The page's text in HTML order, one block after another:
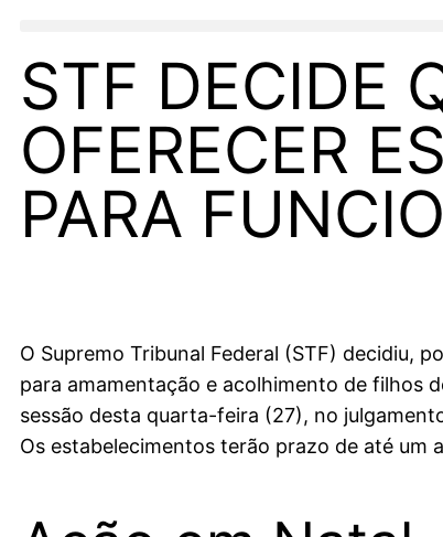
STF DECIDE
OFERECER
PARA
O Supremo Tribunal Federal (STF) decidiu,
para amamentação e acolhimento de filhos
sessão desta quarta-feira (27), no
Os estabelecimentos terão prazo de até um